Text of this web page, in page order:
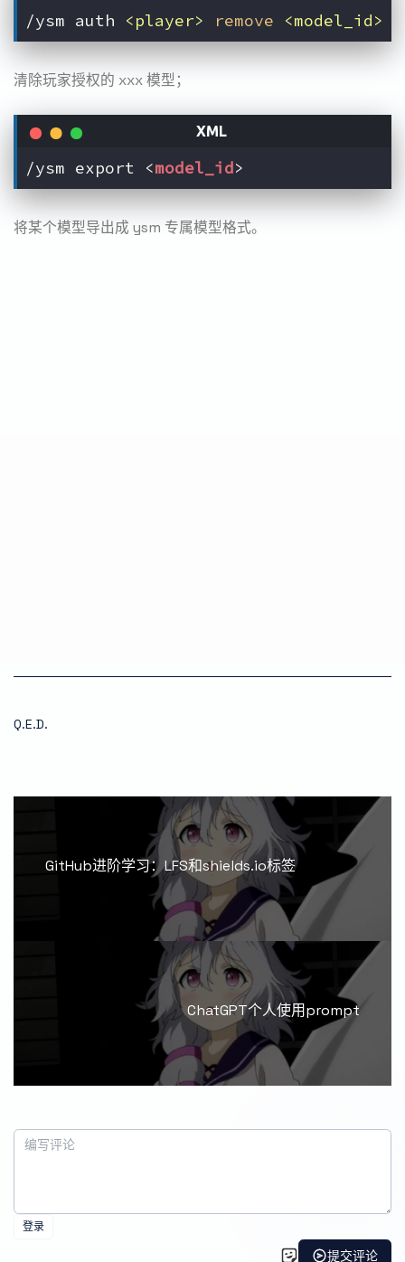
/ysm auth <player> remove <model_id>
清除玩家授权的 xxx 模型；
/ysm export <model_id>
将某个模型导出成 ysm 专属模型格式。
Q.E.D.
GitHub进阶学习：LFS和shields.io标签
ChatGPT个人使用prompt